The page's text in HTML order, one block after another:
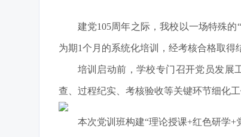
建党105周年之际，我校以一场特殊
为期1个月的系统化培训，经考核合格取得
培训启动前，学校专门召开党员发展
查、过程纪实、考核验收等关键环节细化
本次党训班构建“理论授课+红色研学